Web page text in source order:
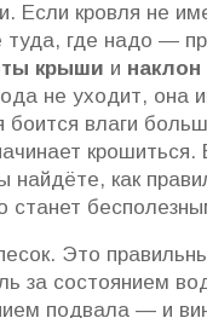
. Если кровля не
туда, где надо —
крыши и наклон
не уходит, она
влаги
крошиться.
найдёте, как
станет
Это
за состоянием
подвала — и